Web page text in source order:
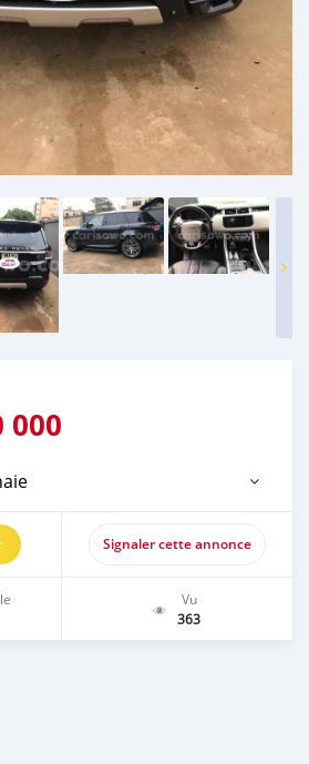
000
Signaler cette annonce
Vu
363